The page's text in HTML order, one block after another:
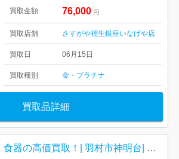
買取金額 76,000 円
買取店舗 さすがや福生銀座いなげや店
買取日 06月15日
買取種別 金・プラチナ
買取品詳細
食器の高価買取！| 羽村市神明台| ロイヤルコペンハーゲン カップ＆ソーサー